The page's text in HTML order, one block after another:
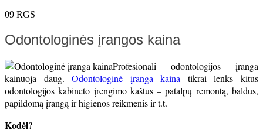
09 RGS
Odontologinės įrangos kaina
Profesionali odontologijos įranga
kainuoja daug.Odontologinė įranga kaina tikrai lenks kitus
odontologijos kabineto įrengimo kaštus – patalpų remontą, baldus,
papildomą įrangą ir higienos reikmenis ir t.t.
Kodėl?